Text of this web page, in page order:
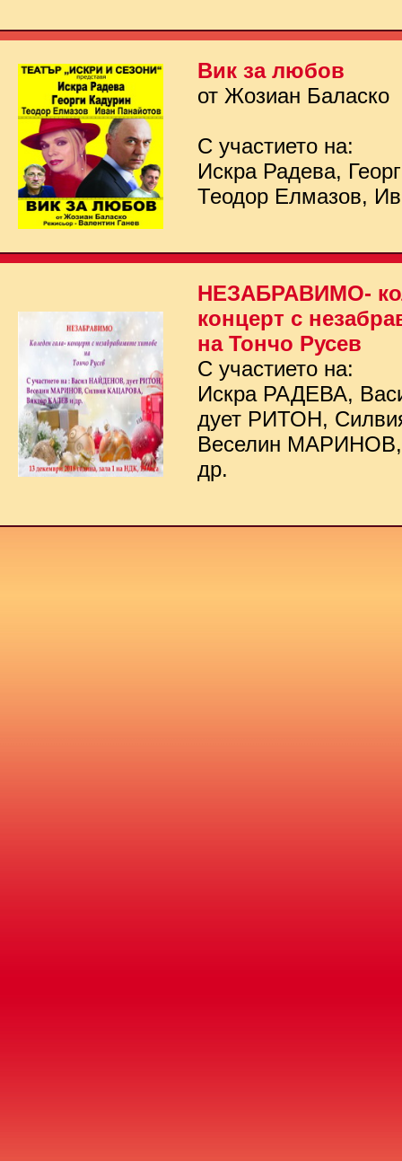
Вик за любов
от Жозиан Баласко
С участието на:
Искра Радева,
Теодор Елмазов,
НЕЗАБРАВИМО-
концерт с
на Тончо Русев
С участието на:
Искра РАДЕВА,
дует РИТОН,
Веселин
др.